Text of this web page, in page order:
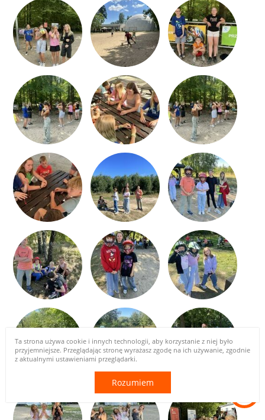
Ta strona używa cookie i innych technologii, aby korzystanie z niej było
przyjemniejsze. Przeglądając stronę wyrażasz zgodę na ich używanie, zgodnie
z aktualnymi ustawieniami przeglądarki.
Rozumiem